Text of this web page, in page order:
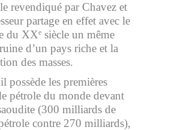
revendiqué par Chavez et
partage en effet avec le
du XXe siècle un même
d’un pays riche et la
des masses.
possède les premières
pétrole du monde devant
(300 milliards de
contre 270 milliards),